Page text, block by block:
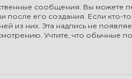
сообщения. Вы можете
его создания. Если кто-то
из них. Эта надпись не
Учтите, что обычные